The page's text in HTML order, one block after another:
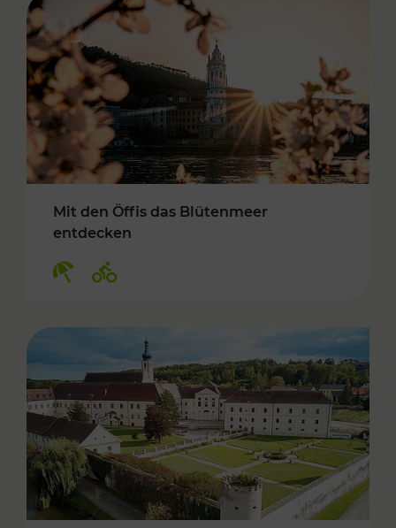
Mit den Öffis das Blütenmeer
entdecken